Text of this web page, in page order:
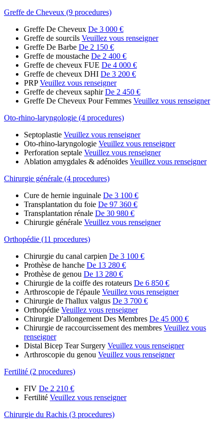
Greffe de Cheveux (9 procedures)
Greffe De Cheveux De 3 000 €
Greffe de sourcils Veuillez vous renseigner
Greffe De Barbe De 2 150 €
Greffe de moustache De 2 400 €
Greffe de cheveux FUE De 4 000 €
Greffe de cheveux DHI De 3 200 €
PRP Veuillez vous renseigner
Greffe de cheveux saphir De 2 450 €
Greffe De Cheveux Pour Femmes Veuillez vous renseigner
Oto-rhino-laryngologie (4 procedures)
Septoplastie Veuillez vous renseigner
Oto-rhino-laryngologie Veuillez vous renseigner
Perforation septale Veuillez vous renseigner
Ablation amygdales & adénoïdes Veuillez vous renseigner
Chirurgie générale (4 procedures)
Cure de hernie inguinale De 3 100 €
Transplantation du foie De 97 360 €
Transplantation rénale De 30 980 €
Chirurgie générale Veuillez vous renseigner
Orthopédie (11 procedures)
Chirurgie du canal carpien De 3 100 €
Prothèse de hanche De 13 280 €
Prothèse de genou De 13 280 €
Chirurgie de la coiffe des rotateurs De 6 850 €
Arthroscopie de l'épaule Veuillez vous renseigner
Chirurgie de l'hallux valgus De 3 700 €
Orthopédie Veuillez vous renseigner
Chirurgie D'allongement Des Membres De 45 000 €
Chirurgie de raccourcissement des membres Veuillez vous
renseigner
Distal Bicep Tear Surgery Veuillez vous renseigner
Arthroscopie du genou Veuillez vous renseigner
Fertilité (2 procedures)
FIV De 2 210 €
Fertilité Veuillez vous renseigner
Chirurgie du Rachis (3 procedures)